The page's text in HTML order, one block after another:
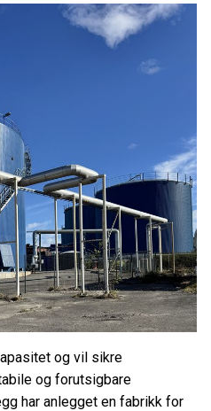
og vil sikre
og forutsigbare
har anlegget en fabrikk for